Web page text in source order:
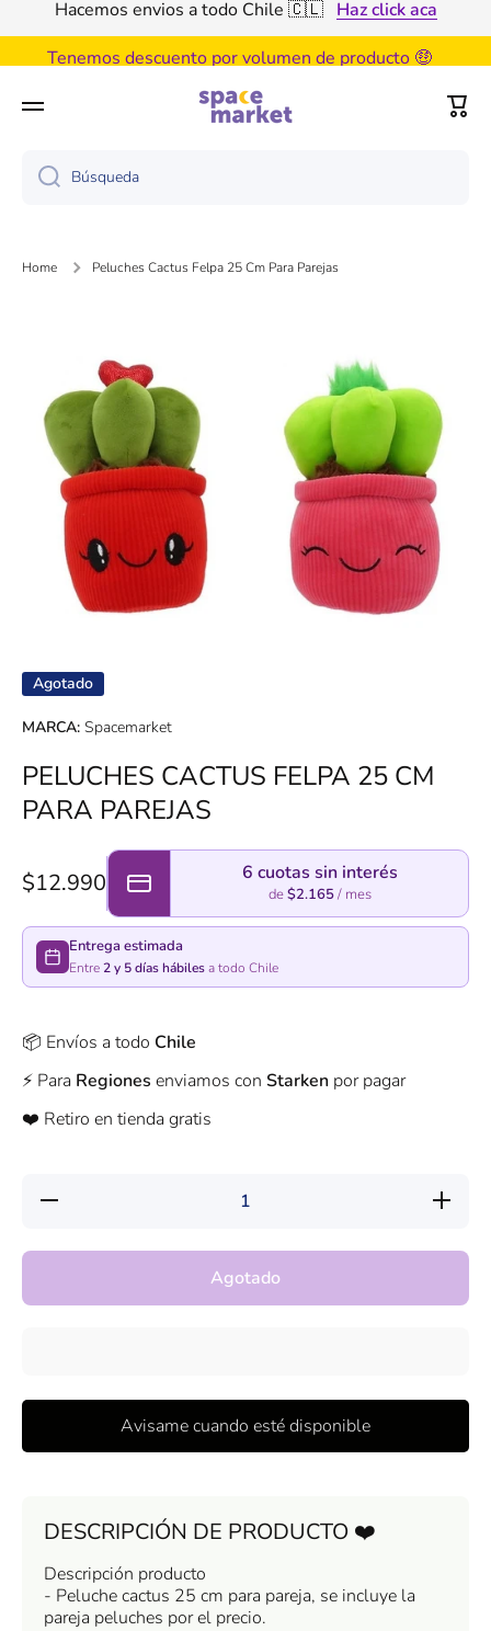
Tenemos descuento por volumen de producto 🤑
Haz click aca
Búsqueda
Home Peluches Cactus Felpa 25 Cm Para Parejas
Agotado
MARCA: Spacemarket
PELUCHES CACTUS FELPA 25 CM
PARA PAREJAS
$12.990 6 cuotas sin interés
de$2.165/ mes
Entrega estimada
Entre2 y 5 días hábilesa todo Chile
📦 Envíos a todo Chile
⚡️ Para Regiones enviamos con Starken por pagar
❤️ Retiro en tienda gratis
Reducir
Aumentar
cantidad
Cactus
Cm Para
Agotado
Avisame cuando esté disponible
DESCRIPCIÓN DE PRODUCTO ❤️
Descripción producto
- Peluche cactus 25 cm para pareja, se incluye la
pareja peluches por el precio.